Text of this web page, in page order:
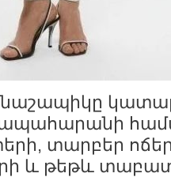
տարբեր
և թեթև